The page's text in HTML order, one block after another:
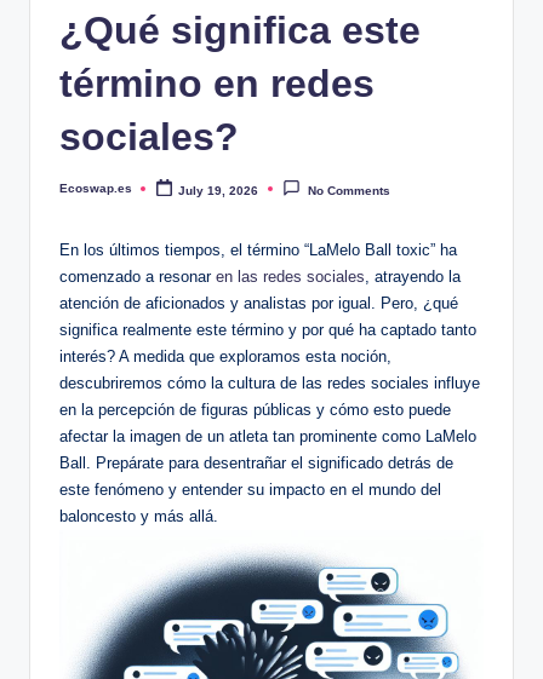
¿Qué significa este
término en redes
sociales?
Posted
Ecoswap.es July 19, 2026 No Comments
En los últimos tiempos, el término “LaMelo Ball ⁢toxic” ha
comenzado a resonar en las redes sociales, atrayendo⁤ la
atención de aficionados y analistas por igual. Pero, ¿qué
significa realmente este término y por qué ha captado tanto
interés? A medida que exploramos esta noción,⁢
descubriremos cómo la cultura de las redes sociales influye
en la percepción de figuras públicas y cómo esto puede
afectar la‌ imagen de un atleta⁢ tan‍ prominente como LaMelo
Ball. ⁣Prepárate para ‍desentrañar el ​significado detrás de
este fenómeno y entender su⁢ impacto en el mundo ‌del
baloncesto y más allá.